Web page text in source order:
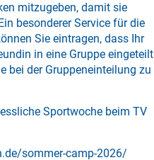
mitzugeben, damit sie
besonderer Service für die
Sie eintragen, dass Ihr
in eine Gruppe eingeteilt
bei der Gruppeneinteilung zu
Sportwoche beim TV
sommer-camp-2026/